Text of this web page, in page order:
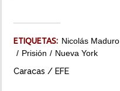
ETIQUETAS: Nicolás Maduro
Prisión
Nueva York
Caracas / EFE